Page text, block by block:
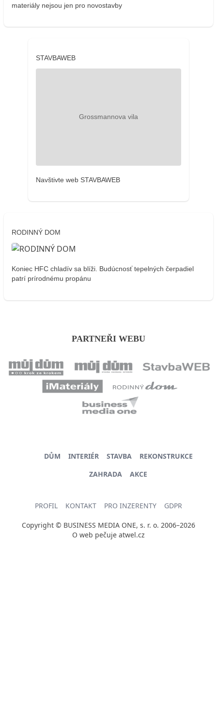
materiály nejsou jen pro novostavby
STAVBAWEB
Navštivte web STAVBAWEB
RODINNÝ DOM
Koniec HFC chladív sa blíži. Budúcnosť tepelných čerpadiel
patrí prírodnému propánu
PARTNEŘI WEBU
DŮM INTERIÉR STAVBA
REKONSTRUKCE
ZAHRADA
AKCE
PROFIL KONTAKT PRO INZERENTY GDPR
Copyright © BUSINESS MEDIA ONE, s. r. o. 2006–2026